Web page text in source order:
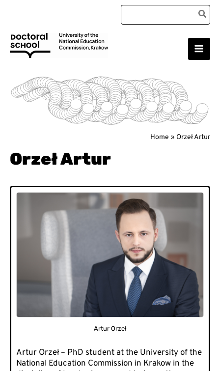
content
Search
for:
Main
Home Orzeł Artur
Orzeł Artur
Artur Orzeł
Artur Orzeł – PhD student at the University of the
National Education Commission in Krakow in the